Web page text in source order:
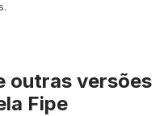
outras versões
Fipe